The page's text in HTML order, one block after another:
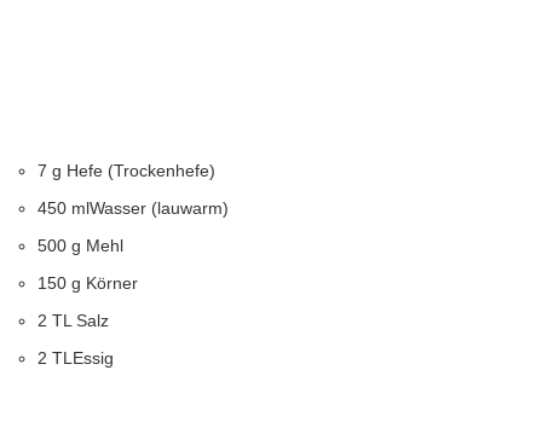
7 g Hefe (Trockenhefe)
450 mlWasser (lauwarm)
500 g Mehl
150 g Körner
2 TL Salz
2 TLEssig